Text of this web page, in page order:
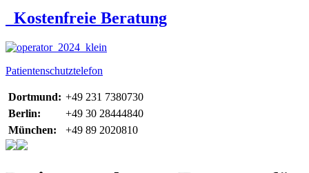
Kostenfreie Beratung
Patientenschutztelefon
Dortmund: +49 231 7380730
Berlin:
+49 30 28444840
München:
+49 89 2020810